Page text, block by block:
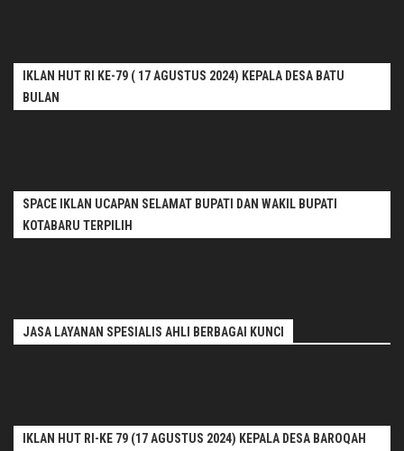
IKLAN HUT RI KE-79 ( 17 AGUSTUS 2024) KEPALA DESA BATU
BULAN
SPACE IKLAN UCAPAN SELAMAT BUPATI DAN WAKIL BUPATI
KOTABARU TERPILIH
JASA LAYANAN SPESIALIS AHLI BERBAGAI KUNCI
IKLAN HUT RI-KE 79 (17 AGUSTUS 2024) KEPALA DESA BAROQAH